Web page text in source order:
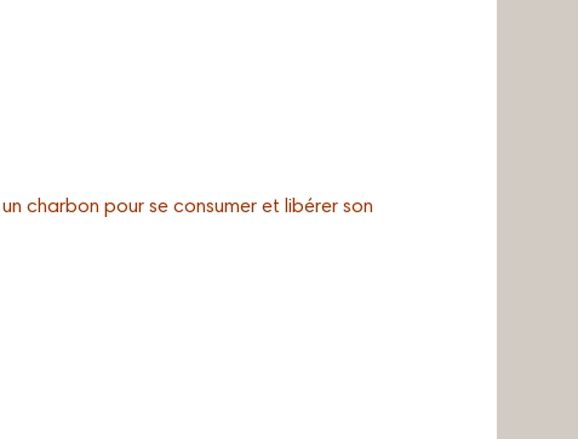
charbon pour se consumer et libérer son